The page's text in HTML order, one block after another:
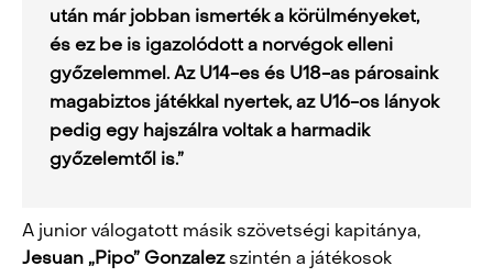
után már jobban ismerték a körülményeket,
és ez be is igazolódott a norvégok elleni
győzelemmel. Az U14-es és U18-as párosaink
magabiztos játékkal nyertek, az U16-os lányok
pedig egy hajszálra voltak a harmadik
győzelemtől is.”
A junior válogatott másik szövetségi kapitánya,
Jesuan „Pipo” Gonzalezszintén a játékosok